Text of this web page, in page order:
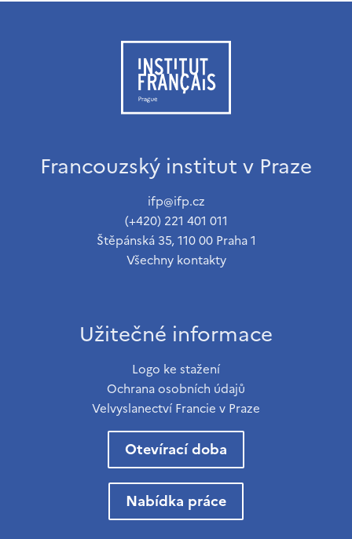
Francouzský institut v Praze
ifp@ifp.cz
(+420) 221 401 011
Štěpánská 35, 110 00 Praha 1
Všechny kontakty
Užitečné informace
Logo ke stažení
Ochrana osobních údajů
Velvyslanectví Francie v Praze
Otevírací doba
Nabídka práce